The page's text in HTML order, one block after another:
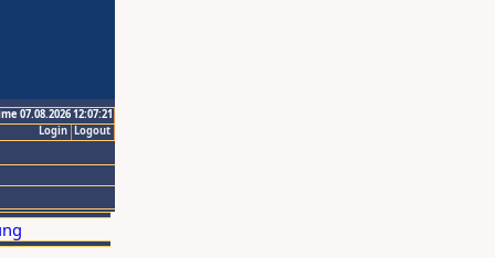
07.08.2026 12:07:21
Logout
Login